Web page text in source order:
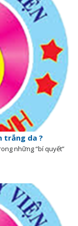
trắng da ?
những “bí quyết”